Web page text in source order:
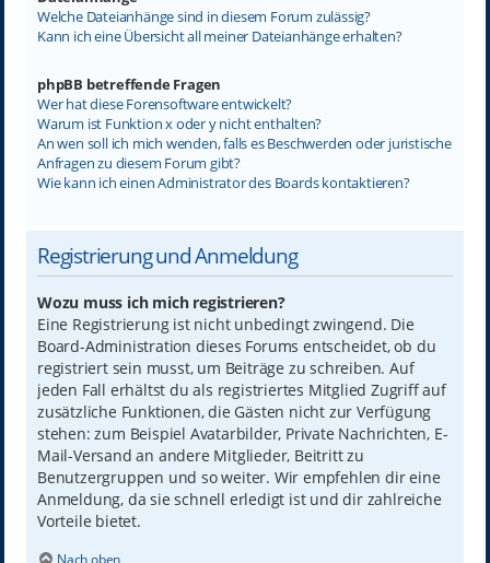
Welche Dateianhänge sind in diesem Forum zulässig?
Kann ich eine Übersicht all meiner Dateianhänge erhalten?
phpBB betreffende Fragen
Wer hat diese Forensoftware entwickelt?
Warum ist Funktion x oder y nicht enthalten?
An wen soll ich mich wenden, falls es Beschwerden oder juristische
Anfragen zu diesem Forum gibt?
Wie kann ich einen Administrator des Boards kontaktieren?
Registrierung und Anmeldung
Wozu muss ich mich registrieren?
Eine Registrierung ist nicht unbedingt zwingend. Die
Board-Administration dieses Forums entscheidet, ob du
registriert sein musst, um Beiträge zu schreiben. Auf
jeden Fall erhältst du als registriertes Mitglied Zugriff auf
zusätzliche Funktionen, die Gästen nicht zur Verfügung
stehen: zum Beispiel Avatarbilder, Private Nachrichten, E-
Mail-Versand an andere Mitglieder, Beitritt zu
Benutzergruppen und so weiter. Wir empfehlen dir eine
Anmeldung, da sie schnell erledigt ist und dir zahlreiche
Vorteile bietet.